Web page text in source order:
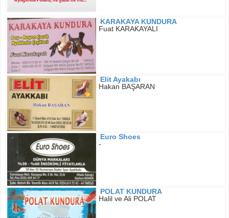
KARAKAYA KUNDURA
Fuat KARAKAYALI
Elit Ayakabı
Hakan BAŞARAN
Euro Shoes
-
POLAT KUNDURA
Halil ve Ali POLAT